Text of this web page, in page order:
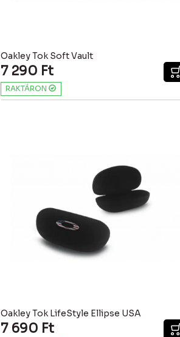
Oakley Tok Soft Vault
7 290 Ft
RAKTÁRON
Oakley Tok LifeStyle Ellipse USA
7 690 Ft